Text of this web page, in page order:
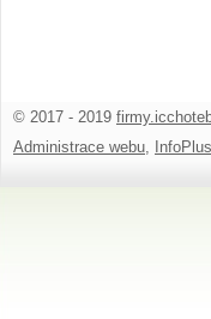
© 2017 - 2019
Administrace webu,